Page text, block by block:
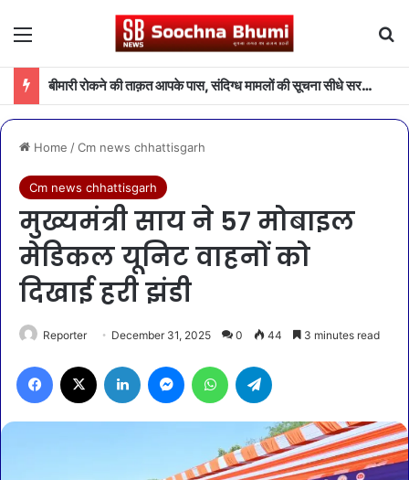
Menu
बीमारी रोकने की ताक़त आपके पास, संदिग्ध मामलों की सूचना सीधे सरकार तक पहुंचाएं
Home /Cm news chhattisgarh
Cm news chhattisgarh
मुख्यमंत्री साय ने 57 मोबाइल
मेडिकल यूनिट वाहनों को
दिखाई हरी झंडी
Reporter December 31, 2025 0 44 3 minutes read
Facebook LinkedIn MessengerWhatsApp